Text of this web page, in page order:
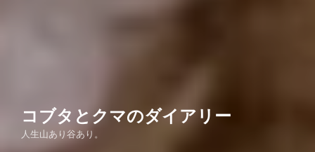
コブタとクマのダイアリー
人生山あり谷あり。